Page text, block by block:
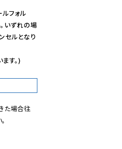
フォル
いずれの場
セルとなり
す。)
た場合往